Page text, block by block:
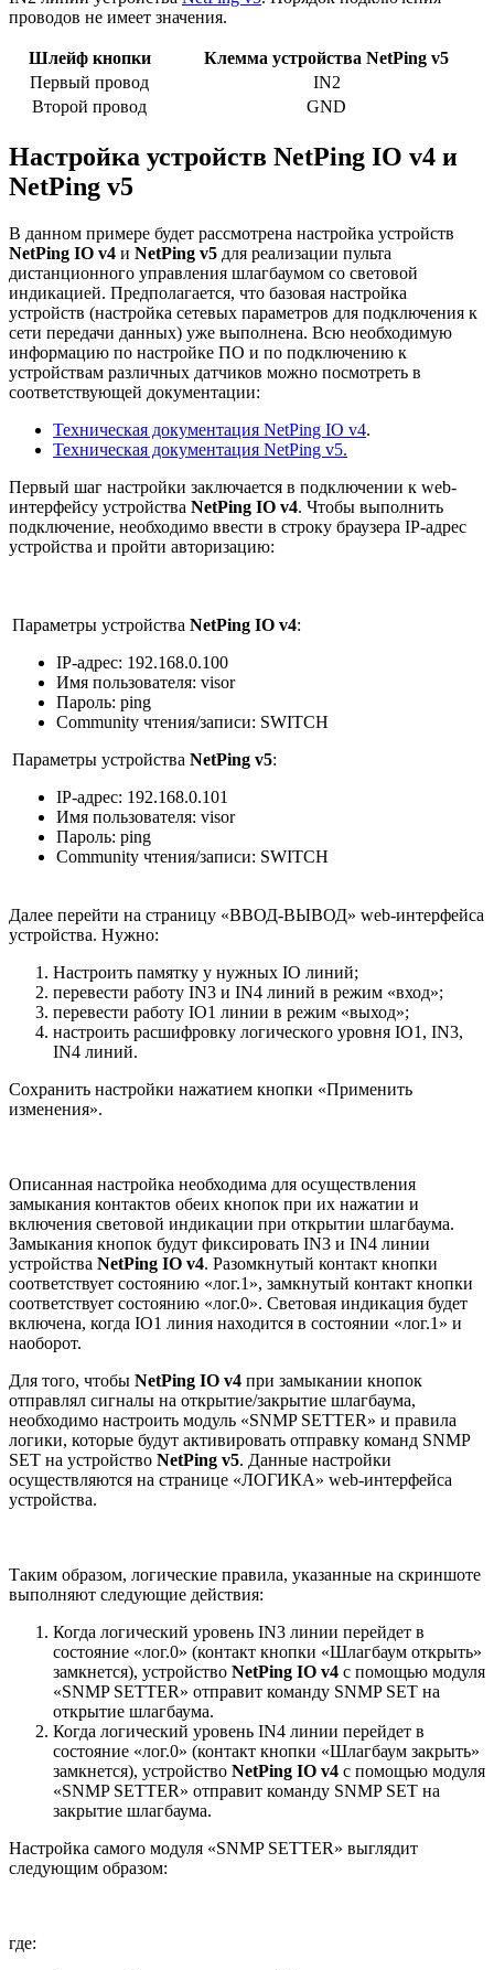
проводов не имеет значения.
Шлейф кнопки
Клемма устройства NetPing v5
Первый провод
IN2
Второй провод
GND
Настройка устройств NetPing IO v4 и
NetPing v5
В данном примере будет рассмотрена настройка устройств
NetPing IO v4 и NetPing v5 для реализации пульта
дистанционного управления шлагбаумом со световой
индикацией. Предполагается, что базовая настройка
устройств (настройка сетевых параметров для подключения к
сети передачи данных) уже выполнена. Всю необходимую
информацию по настройке ПО и по подключению к
устройствам различных датчиков можно посмотреть в
соответствующей документации:
Техническая документация NetPing IO v4.
Техническая документация NetPing v5.
Первый шаг настройки заключается в подключении к web-
интерфейсу устройства NetPing IO v4. Чтобы выполнить
подключение, необходимо ввести в строку браузера IP-адрес
устройства и пройти авторизацию:
Параметры устройства NetPing IO v4:
IP-адрес: 192.168.0.100
Имя пользователя: visor
Пароль: ping
Community чтения/записи: SWITCH
Параметры устройства NetPing v5:
IP-адрес: 192.168.0.101
Имя пользователя: visor
Пароль: ping
Community чтения/записи: SWITCH
Далее перейти на страницу «ВВОД-ВЫВОД» web-интерфейса
устройства. Нужно:
Настроить памятку у нужных IO линий;
перевести работу IN3 и IN4 линий в режим «вход»;
перевести работу IO1 линии в режим «выход»;
настроить расшифровку логического уровня IO1, IN3,
IN4 линий.
Сохранить настройки нажатием кнопки «Применить
изменения».
Описанная настройка необходима для осуществления
замыкания контактов обеих кнопок при их нажатии и
включения световой индикации при открытии шлагбаума.
Замыкания кнопок будут фиксировать IN3 и IN4 линии
устройства NetPing IO v4. Разомкнутый контакт кнопки
соответствует состоянию «лог.1», замкнутый контакт кнопки
соответствует состоянию «лог.0». Световая индикация будет
включена, когда IO1 линия находится в состоянии «лог.1» и
наоборот.
Для того, чтобы NetPing IO v4 при замыкании кнопок
отправлял сигналы на открытие/закрытие шлагбаума,
необходимо настроить модуль «SNMP SETTER» и правила
логики, которые будут активировать отправку команд SNMP
SET на устройство NetPing v5. Данные настройки
осуществляются на странице «ЛОГИКА» web-интерфейса
устройства.
Таким образом, логические правила, указанные на скриншоте
выполняют следующие действия:
Когда логический уровень IN3 линии перейдет в
состояние «лог.0» (контакт кнопки «Шлагбаум открыть»
замкнется), устройство NetPing IO v4 с помощью модуля
«SNMP SETTER» отправит команду SNMP SET на
открытие шлагбаума.
Когда логический уровень IN4 линии перейдет в
состояние «лог.0» (контакт кнопки «Шлагбаум закрыть»
замкнется), устройство NetPing IO v4 с помощью модуля
«SNMP SETTER» отправит команду SNMP SET на
закрытие шлагбаума.
Настройка самого модуля «SNMP SETTER» выглядит
следующим образом:
где: